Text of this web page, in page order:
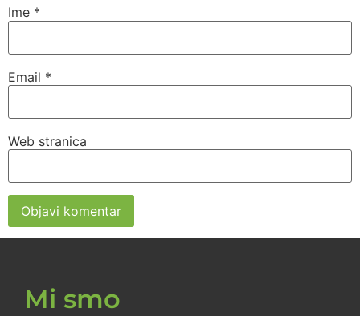
Ime *
Email *
Web stranica
Mi smo